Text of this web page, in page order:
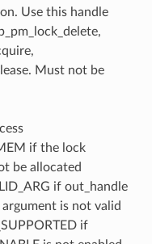
Use this handle
Must not be
if the lock
be allocated
if out_handle
is not valid
if